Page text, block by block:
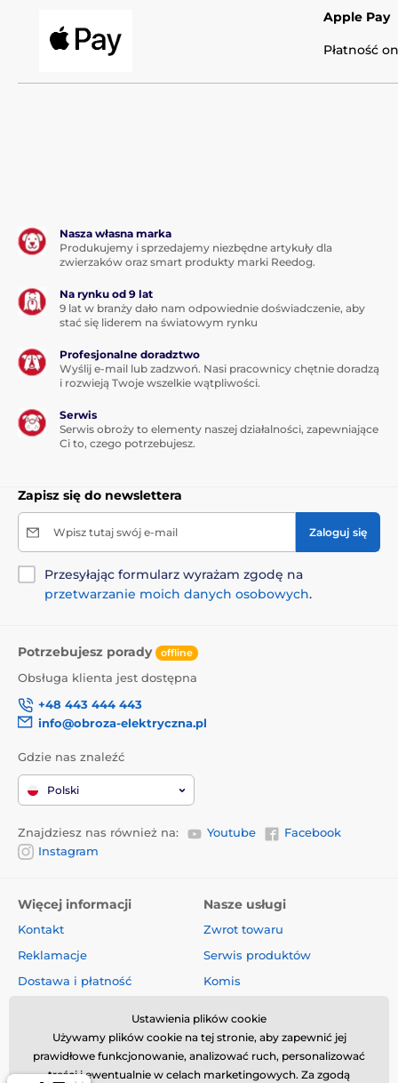
Apple Pay
Płatność
Nasza własna marka
Produkujemy i sprzedajemy niezbędne artykuły dla
zwierzaków oraz smart produkty marki Reedog.
Na rynku od 9 lat
9 lat w branży dało nam odpowiednie doświadczenie, aby
stać się liderem na światowym rynku
Profesjonalne doradztwo
Wyślij e-mail lub zadzwoń. Nasi pracownicy chętnie doradzą
i rozwieją Twoje wszelkie wątpliwości.
Serwis
Serwis obroży to elementy naszej działalności, zapewniające
Ci to, czego potrzebujesz.
Zapisz się do newslettera
Wpisz tutaj swój e-mail Zaloguj się
Przesyłając formularz wyrażam zgodę na
przetwarzanie moich danych osobowych.
Potrzebujesz porady offline
Obsługa klienta jest dostępna
+48 443 444 443
info@obroza-elektryczna.pl
Gdzie nas znaleźć
Polski
Znajdziesz nas również na: Youtube
Facebook
Instagram
Więcej informacji
Kontakt
Reklamacje
Dostawa i płatność
Regulamin
Nasze usługi
Zwrot towaru
Serwis produktów
Komis
Artykuły i aktualności
Oceny i recenzje
Ustawienia plików cookie
Używamy plików cookie na tej stronie, aby zapewnić jej
prawidłowe funkcjonowanie, analizować ruch, personalizować
treści i ewentualnie w celach marketingowych. Za zgodą